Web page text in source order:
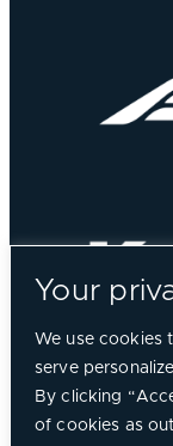
Your
We use cookies
serve
By clicking
of cookies as
© 2026, Chorus